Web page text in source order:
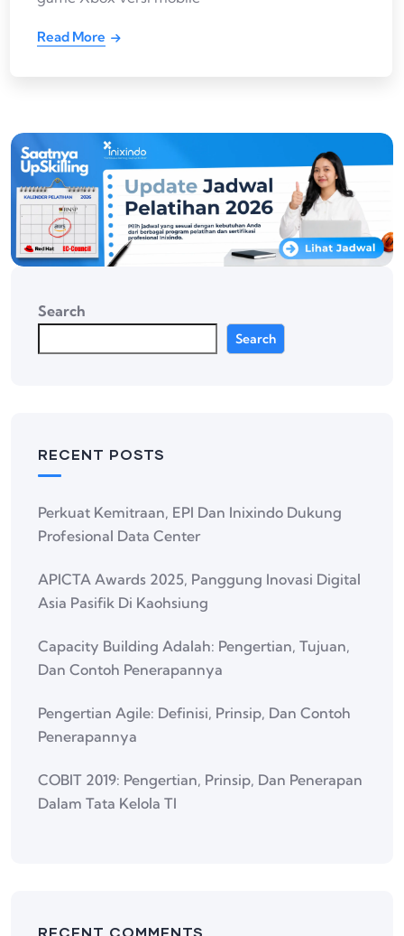
Read More
Search
Search
RECENT POSTS
Perkuat Kemitraan, EPI Dan Inixindo Dukung
Profesional Data Center
APICTA Awards 2025, Panggung Inovasi Digital
Asia Pasifik Di Kaohsiung
Capacity Building Adalah: Pengertian, Tujuan,
Dan Contoh Penerapannya
Pengertian Agile: Definisi, Prinsip, Dan Contoh
Penerapannya
COBIT 2019: Pengertian, Prinsip, Dan Penerapan
Dalam Tata Kelola TI
RECENT COMMENTS